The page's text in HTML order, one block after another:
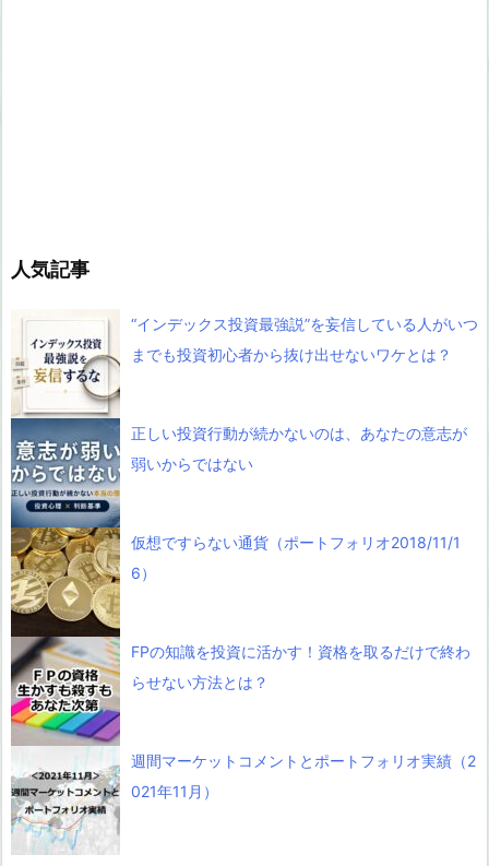
人気記事
“インデックス投資最強説”を妄信している人がいつ
までも投資初心者から抜け出せないワケとは？
正しい投資行動が続かないのは、あなたの意志が
弱いからではない
仮想ですらない通貨（ポートフォリオ2018/11/1
6）
FPの知識を投資に活かす！資格を取るだけで終わ
らせない方法とは？
週間マーケットコメントとポートフォリオ実績（2
021年11月）